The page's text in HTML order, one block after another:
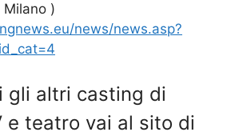
Milano )
news/news.asp?
gli altri casting di
e teatro vai al sito di